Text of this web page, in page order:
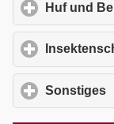
Huf und
Sonstiges